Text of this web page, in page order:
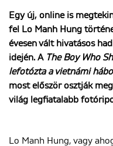
Egy új, online is
fel Lo Manh Hung
évesen vált hivatásos
idején. A The Boy Who
lefotózta a vietnámi
most először osztják
világ legfiatalabb
Lo Manh Hung, vagy